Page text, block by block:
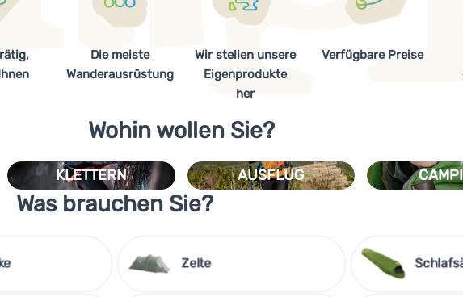
Die meiste
Wanderausrüstung
Wir stellen unsere
Eigenprodukte
her
Verfügbare Preise
Wohin wollen Sie?
KLETTERN AUSFLUG
Was brauchen Sie?
Zelte